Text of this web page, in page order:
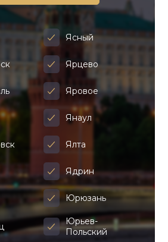
Ясный
Ярцево
Яровое
Янаул
Ялта
Ядрин
Юрюзань
Юрьев-
Польский